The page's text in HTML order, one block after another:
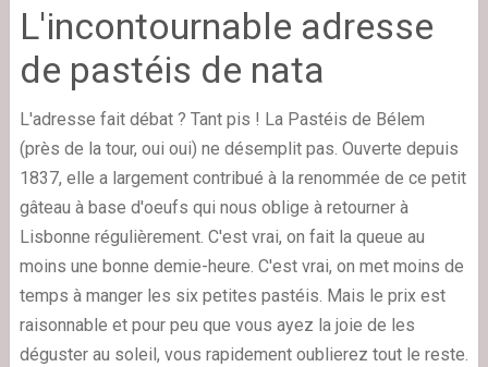
L'incontournable adresse
de pastéis de nata
L'adresse fait débat ? Tant pis ! La Pastéis de Bélem
(près de la tour, oui oui) ne désemplit pas. Ouverte depuis
1837, elle a largement contribué à la renommée de ce petit
gâteau à base d'oeufs qui nous oblige à retourner à
Lisbonne régulièrement. C'est vrai, on fait la queue au
moins une bonne demie-heure. C'est vrai, on met moins de
temps à manger les six petites pastéis. Mais le prix est
raisonnable et pour peu que vous ayez la joie de les
déguster au soleil, vous rapidement oublierez tout le reste.